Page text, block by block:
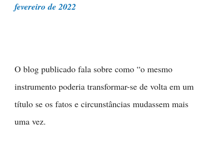
fevereiro de 2022
O blog publicado fala sobre como “o mesmo
instrumento poderia transformar-se de volta em um
título se os fatos e circunstâncias mudassem mais
uma vez.